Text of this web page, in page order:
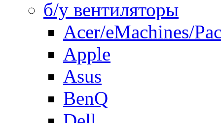
б/у вентиляторы
Acer/eMachines/
Apple
Asus
BenQ